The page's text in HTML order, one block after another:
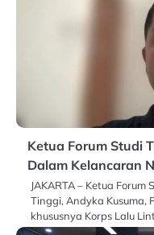
Ketua Forum Studi
Dalam Kelancaran
JAKARTA – Ketua
Tinggi, Andyka Kusuma,
khususnya Korps Lalu